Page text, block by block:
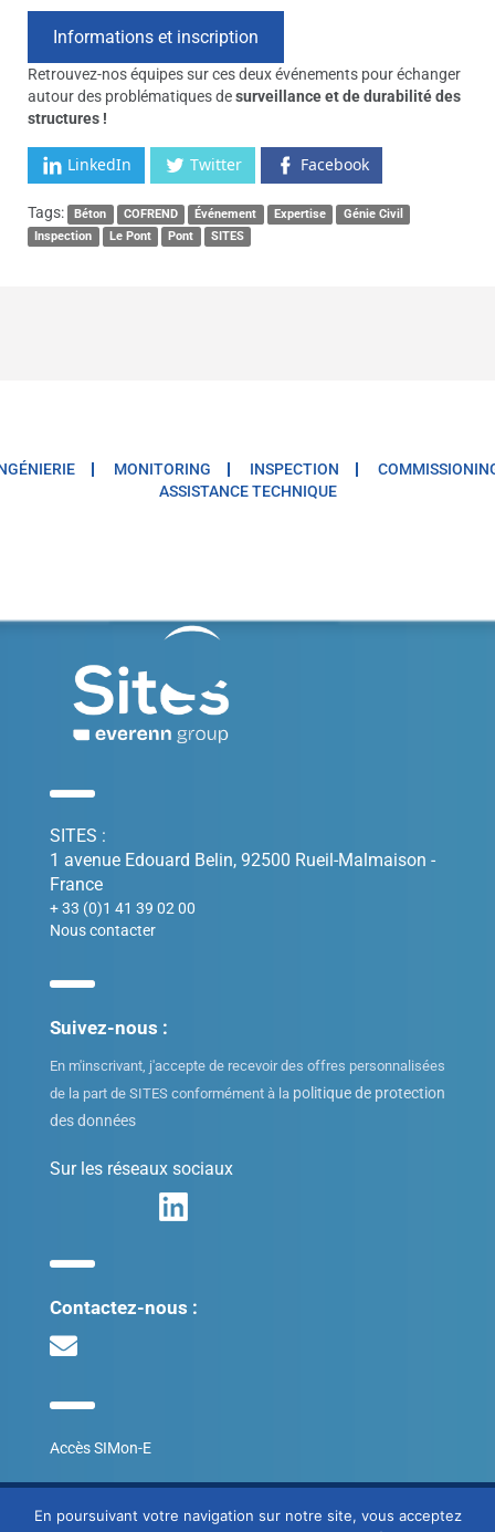
Informations et inscription
Retrouvez-nos équipes sur ces deux événements pour échanger
autour des problématiques desurveillance et de durabilité des
structures !
LinkedIn Twitter Facebook
Tags: Béton COFREND Événement Expertise
Génie Civil
Inspection
Le Pont Pont SITES
MONITORING INSPECTION
ASSISTANCE TECHNIQUE
SITES :
1 avenue Edouard Belin, 92500 Rueil-Malmaison -
France
+ 33 (0)1 41 39 02 00
Nous contacter
Suivez-nous :
En m'inscrivant, j'accepte de recevoir des offres personnalisées
de la part de SITES conformément à la politique de protection
des données
Sur les réseaux sociaux
Contactez-nous :
Accès SIMon-E
© SITES 2020
En poursuivant votre navigation sur notre site, vous acceptez